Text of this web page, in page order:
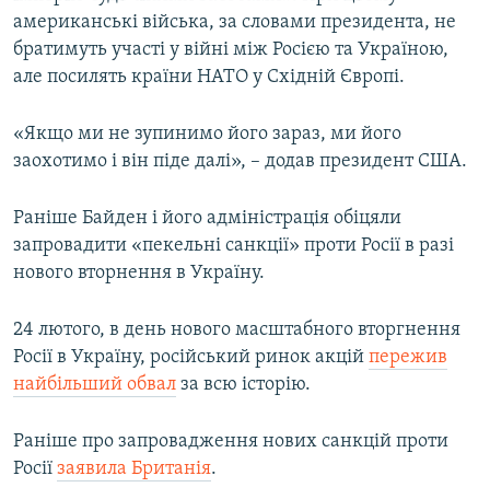
американські війська, за словами президента, не
братимуть участі у війні між Росією та Україною,
але посилять країни НАТО у Східній Європі.
«Якщо ми не зупинимо його зараз, ми його
заохотимо і він піде далі», – додав президент США.
Раніше Байден і його адміністрація обіцяли
запровадити «пекельні санкції» проти Росії в разі
нового вторнення в Україну.
24 лютого, в день нового масштабного вторгнення
Росії в Україну, російський ринок акцій пережив
найбільший обвал за всю історію.
Раніше про запровадження нових санкцій проти
Росії заявила Британія.​